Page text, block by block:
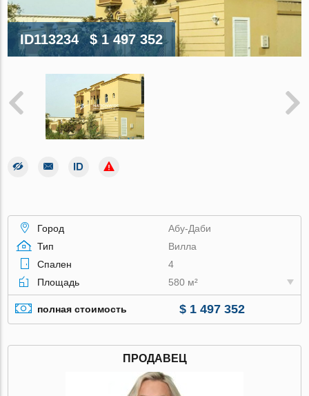
ID113234 $ 1 497 352
Город
Абу-Даби
Тип
Вилла
Спален
4
Площадь
580 м²
полная стоимость $ 1 497 352
ПРОДАВЕЦ